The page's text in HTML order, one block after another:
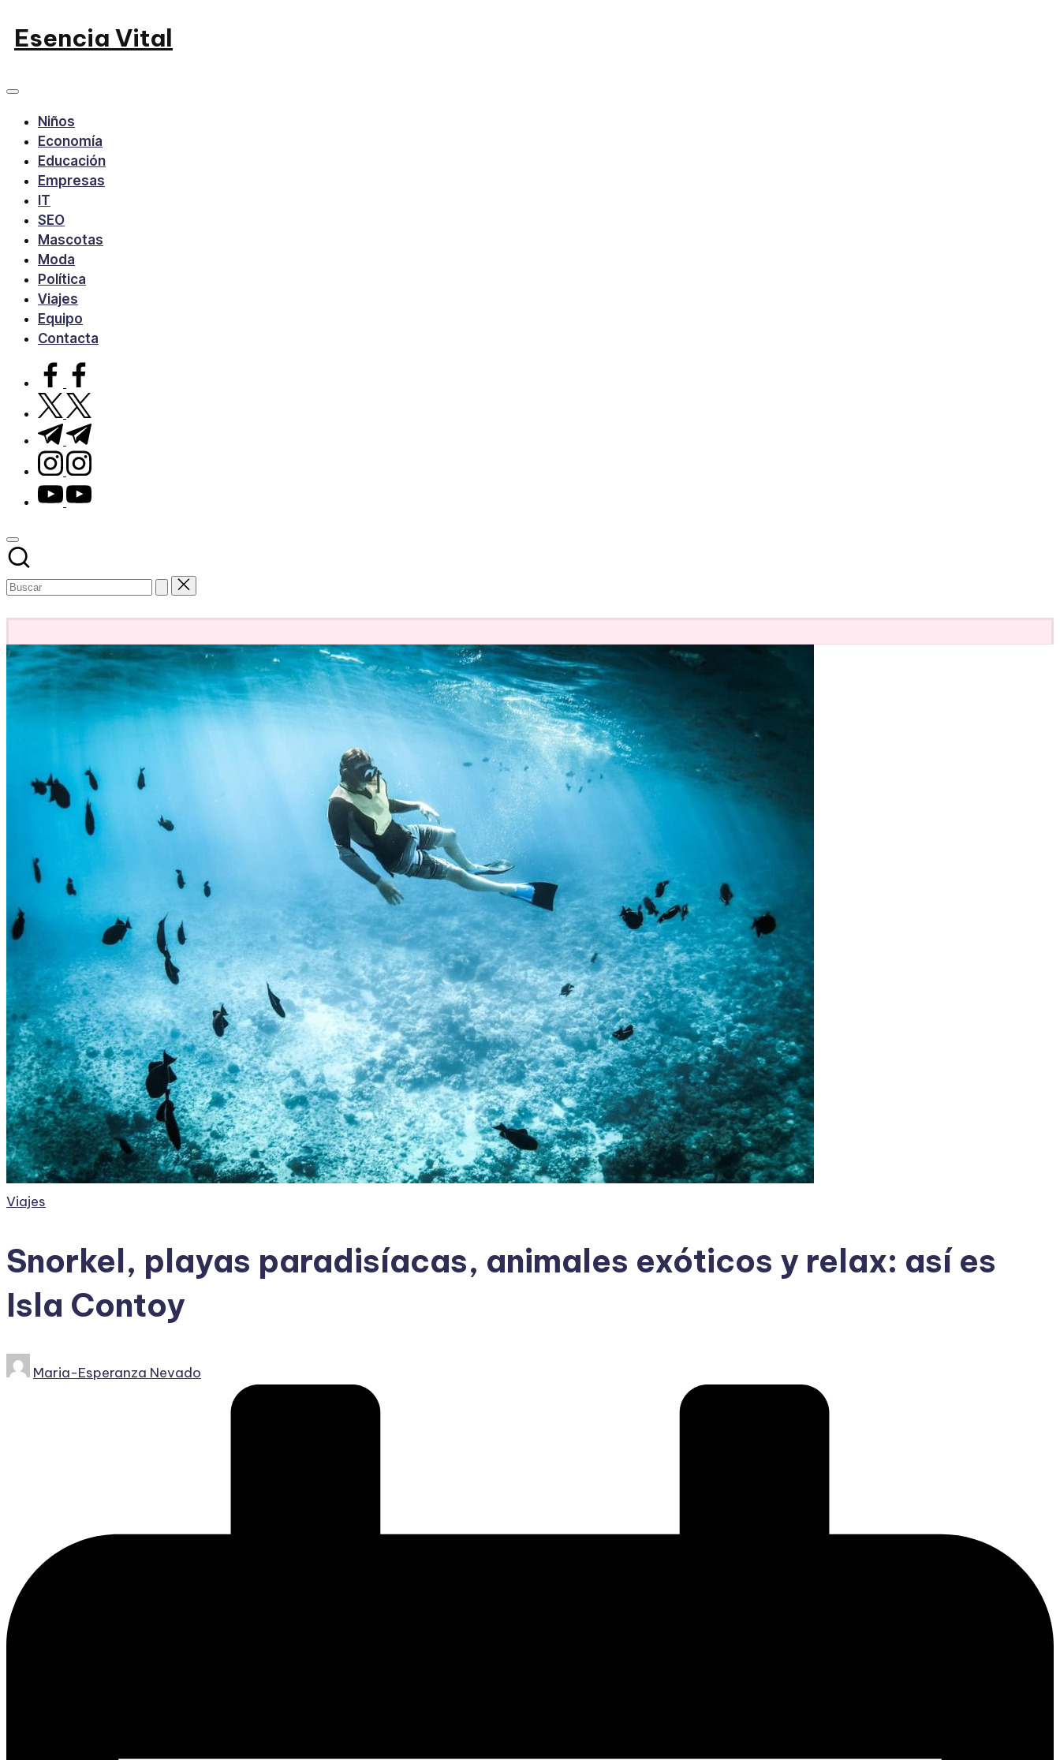
Saltar
al
Esencia Vital
Niños
Economía
Educación
Empresas
IT
SEO
Mascotas
Moda
Política
Viajes
Equipo
Contacta
facebook.com
twitter.com
t.me
instagram.com
youtube.com
Publicado
Viajes
Snorkel, playas paradisíacas, animales exóticos y relax: así es
Isla Contoy
Publicado
Maria-Esperanza Nevado